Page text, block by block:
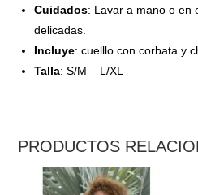
Cuidados: Lavar a mano o en
delicadas.
Incluye: cuelllo con corbata y
Talla: S/M – L/XL
PRODUCTOS